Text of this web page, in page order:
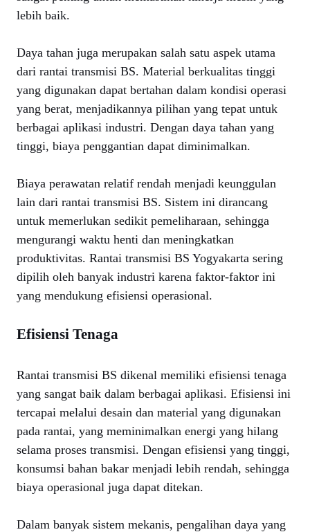
lebih baik.
Daya tahan juga merupakan salah satu aspek utama
dari rantai transmisi BS. Material berkualitas tinggi
yang digunakan dapat bertahan dalam kondisi operasi
yang berat, menjadikannya pilihan yang tepat untuk
berbagai aplikasi industri. Dengan daya tahan yang
tinggi, biaya penggantian dapat diminimalkan.
Biaya perawatan relatif rendah menjadi keunggulan
lain dari rantai transmisi BS. Sistem ini dirancang
untuk memerlukan sedikit pemeliharaan, sehingga
mengurangi waktu henti dan meningkatkan
produktivitas. Rantai transmisi BS Yogyakarta sering
dipilih oleh banyak industri karena faktor-faktor ini
yang mendukung efisiensi operasional.
Efisiensi Tenaga
Rantai transmisi BS dikenal memiliki efisiensi tenaga
yang sangat baik dalam berbagai aplikasi. Efisiensi ini
tercapai melalui desain dan material yang digunakan
pada rantai, yang meminimalkan energi yang hilang
selama proses transmisi. Dengan efisiensi yang tinggi,
konsumsi bahan bakar menjadi lebih rendah, sehingga
biaya operasional juga dapat ditekan.
Dalam banyak sistem mekanis, pengalihan daya yang